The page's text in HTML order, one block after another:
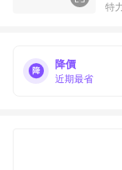
特
降價
近期最省